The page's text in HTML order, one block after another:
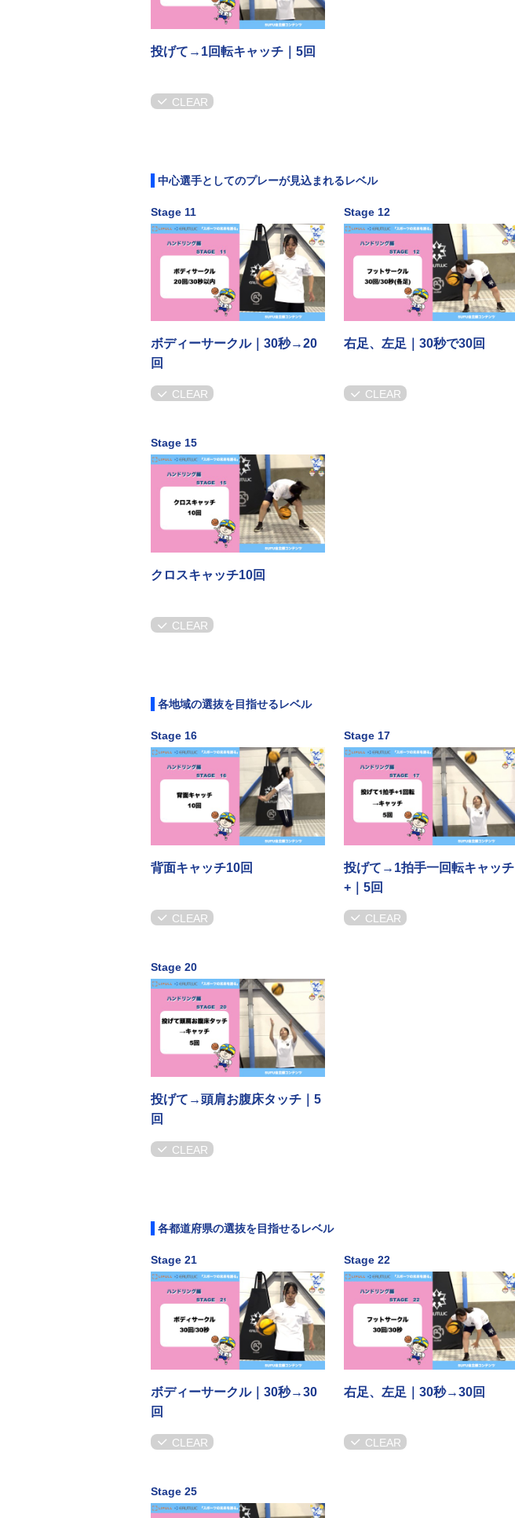
投げて→1回転キャッチ｜5回
CLEAR
中心選手としてのプレーが見込まれるレベル
Stage 11
ボディーサークル｜30秒→20
回
CLEAR
Stage 12
右足、左足｜30秒で30回
CLEAR
Stage 15
クロスキャッチ10回
CLEAR
各地域の選抜を目指せるレベル
Stage 16
背面キャッチ10回
CLEAR
Stage 17
投げて→1拍手一回転キャッチ
+｜5回
CLEAR
Stage 20
投げて→頭肩お腹床タッチ｜5
回
CLEAR
各都道府県の選抜を目指せるレベル
Stage 21
ボディーサークル｜30秒→30
回
CLEAR
Stage 22
右足、左足｜30秒→30回
CLEAR
Stage 25